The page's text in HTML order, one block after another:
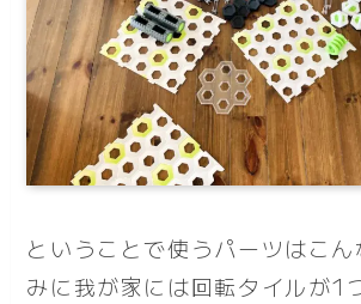
ということで使うパーツはこ
みに我が家には回転タイルが1